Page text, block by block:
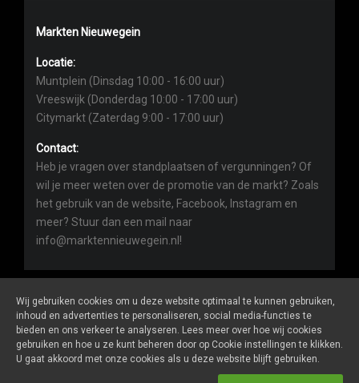
Markten Nieuwegein
Locatie:
Muntplein (Dinsdag 10:00 - 16:00 uur)
Vreeswijk (Donderdag 10:00 - 17:00 uur)
Citymarkt (Zaterdag 9:00 - 17:00 uur)
Contact:
Heb je vragen over standplaatsen of vergunningen? Of
wil je meer weten over de promotie van de markt? Zoals
het gebruik van de website, Facebook, Instagram en
meer? Stuur dan een mail naar
info@marktennieuwegein.nl!
Marktennieuwegein.nlis een website van De Markt Online
ALGEMENE VOORWAARDEN
ONDERNEMERS LOGIN
Wij gebruiken cookies om u deze website optimaal te kunnen gebruiken,
inhoud en advertenties te personaliseren, social media-functies te
bieden en ons verkeer te analyseren. Lees meer over hoe wij cookies
gebruiken en hoe u ze kunt beheren door op Cookie instellingen te klikken.
U gaat akkoord met onze cookies als u deze website blijft gebruiken.